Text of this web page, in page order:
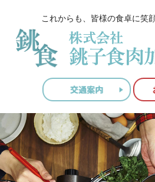
これからも、皆様の食卓に笑